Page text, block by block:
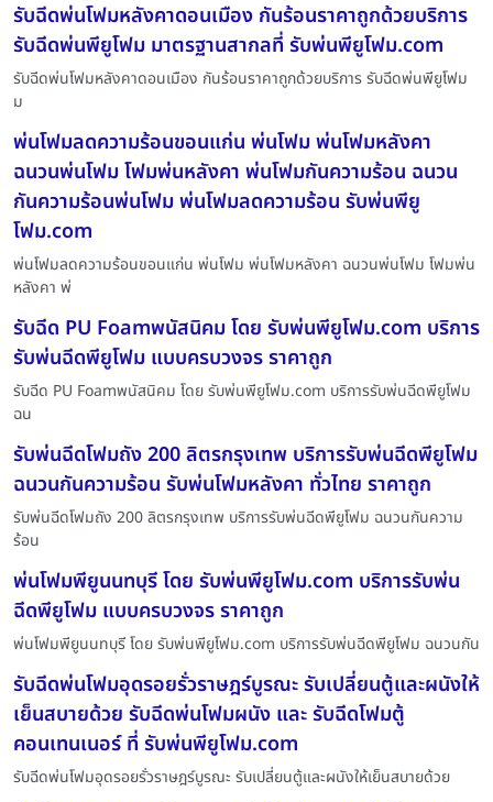
รับฉีดพ่นโฟมหลังคาดอนเมือง กันร้อนราคาถูกด้วยบริการ
รับฉีดพ่นพียูโฟม มาตรฐานสากลที่ รับพ่นพียูโฟม.com
รับฉีดพ่นโฟมหลังคาดอนเมือง กันร้อนราคาถูกด้วยบริการ รับฉีดพ่นพียูโฟม
ม
พ่นโฟมลดความร้อนขอนแก่น พ่นโฟม พ่นโฟมหลังคา
ฉนวนพ่นโฟม โฟมพ่นหลังคา พ่นโฟมกันความร้อน ฉนวน
กันความร้อนพ่นโฟม พ่นโฟมลดความร้อน รับพ่นพียู
โฟม.com
พ่นโฟมลดความร้อนขอนแก่น พ่นโฟม พ่นโฟมหลังคา ฉนวนพ่นโฟม โฟมพ่น
หลังคา พ่
รับฉีด PU Foamพนัสนิคม โดย รับพ่นพียูโฟม.com บริการ
รับพ่นฉีดพียูโฟม แบบครบวงจร ราคาถูก
รับฉีด PU Foamพนัสนิคม โดย รับพ่นพียูโฟม.com บริการรับพ่นฉีดพียูโฟม
ฉน
รับพ่นฉีดโฟมถัง 200 ลิตรกรุงเทพ บริการรับพ่นฉีดพียูโฟม
ฉนวนกันความร้อน รับพ่นโฟมหลังคา ทั่วไทย ราคาถูก
รับพ่นฉีดโฟมถัง 200 ลิตรกรุงเทพ บริการรับพ่นฉีดพียูโฟม ฉนวนกันความ
ร้อน
พ่นโฟมพียูนนทบุรี โดย รับพ่นพียูโฟม.com บริการรับพ่น
ฉีดพียูโฟม แบบครบวงจร ราคาถูก
พ่นโฟมพียูนนทบุรี โดย รับพ่นพียูโฟม.com บริการรับพ่นฉีดพียูโฟม ฉนวนกัน
รับฉีดพ่นโฟมอุดรอยรั่วราษฎร์บูรณะ รับเปลี่ยนตู้และผนังให้
เย็นสบายด้วย รับฉีดพ่นโฟมผนัง และ รับฉีดโฟมตู้
คอนเทนเนอร์ ที่ รับพ่นพียูโฟม.com
รับฉีดพ่นโฟมอุดรอยรั่วราษฎร์บูรณะ รับเปลี่ยนตู้และผนังให้เย็นสบายด้วย